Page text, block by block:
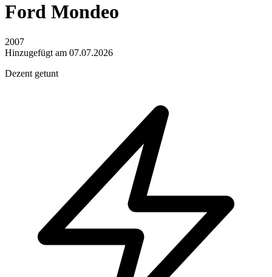
Ford Mondeo
2007
Hinzugefügt am 07.07.2026
Dezent getunt